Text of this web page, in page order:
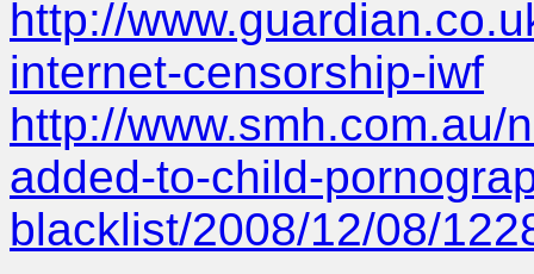
http://
internet-censorship-iwf
http://www.smh.com.au/
added-to-child-
blacklist/2008/12/08/